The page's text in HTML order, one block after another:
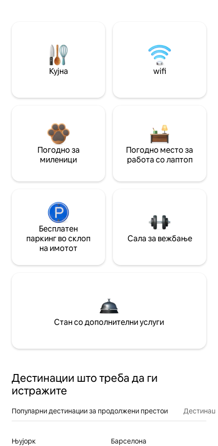
Кујна wifi
Погодно за
миленици
Погодно место за
работа со лаптоп
Бесплатен
паркинг во склоп
на имотот
Сала за вежбање
Стан со дополнителни услуги
Дестинации што треба да ги
истражите
Популарни дестинации за продолжени престои
Њујорк
Барселона